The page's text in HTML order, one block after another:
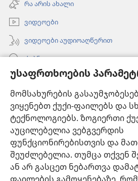
უსაფრთხოების
მომსახურების
ვიყენებთ ქუქი-ფაილებს და
ტექნოლოგიებს. ზოგიერთი
აუცილებელია ვებგვერდის
ფუნქციონირებისთვის და
შეუძლებელია. თუმცა თქვენ
ან არ გასცეთ ნებართვა
ფანჯარა)
რა არის ახალი
ვიდეოები
ვიდეოები აუდიოაღწერით
ძებნა
ინფორმაცია ექიმებისთვის
ინფორმაცია ოფიციალური
დახმარება
შესაწირავები
(გაიხსნება
ახალი
ფანჯარა)საგუშაგო კოშკის ონლაინ
(გაიხსნება